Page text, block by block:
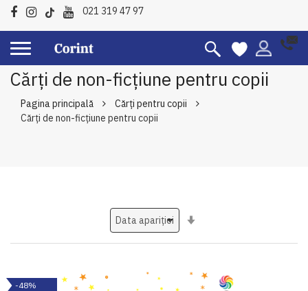
021 319 47 97
Cărți de non-ficțiune pentru copii
Pagina principală
Cărți pentru copii
Cărți de non-ficțiune pentru copii
-48%